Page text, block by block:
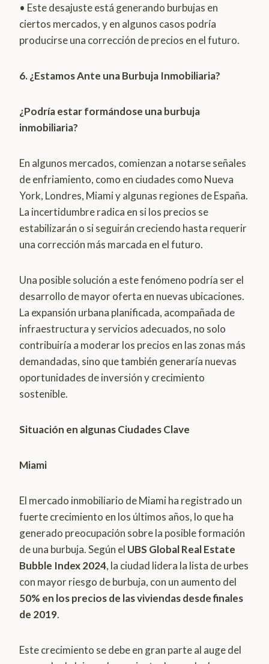
• Este desajuste está generando burbujas en
ciertos mercados, y en algunos casos podría
producirse una corrección de precios en el futuro.
6. ¿Estamos Ante una Burbuja Inmobiliaria?
¿Podría estar formándose una burbuja
inmobiliaria?
En algunos mercados, comienzan a notarse señales
de enfriamiento, como en ciudades como Nueva
York, Londres, Miami y algunas regiones de España.
La incertidumbre radica en si los precios se
estabilizarán o si seguirán creciendo hasta requerir
una corrección más marcada en el futuro.
Una posible solución a este fenómeno podría ser el
desarrollo de mayor oferta en nuevas ubicaciones.
La expansión urbana planificada, acompañada de
infraestructura y servicios adecuados, no solo
contribuiría a moderar los precios en las zonas más
demandadas, sino que también generaría nuevas
oportunidades de inversión y crecimiento
sostenible.
Situación en algunas Ciudades Clave
Miami
El mercado inmobiliario de Miami ha registrado un
fuerte crecimiento en los últimos años, lo que ha
generado preocupación sobre la posible formación
de una burbuja. Según el UBS Global Real Estate
Bubble Index 2024, la ciudad lidera la lista de urbes
con mayor riesgo de burbuja, con un aumento del
50% en los precios de las viviendas desde finales
de 2019.
Este crecimiento se debe en gran parte al auge del